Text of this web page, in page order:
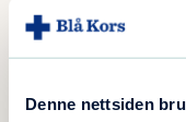
Denne nettsiden
at livet kan bli
økonomi,